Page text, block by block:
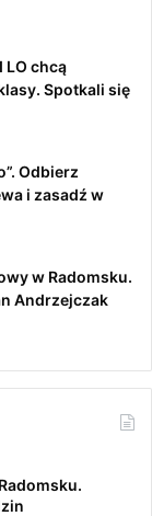
LO chcą
Spotkali się
Odbierz
i zasadź w
w Radomsku.
Andrzejczak